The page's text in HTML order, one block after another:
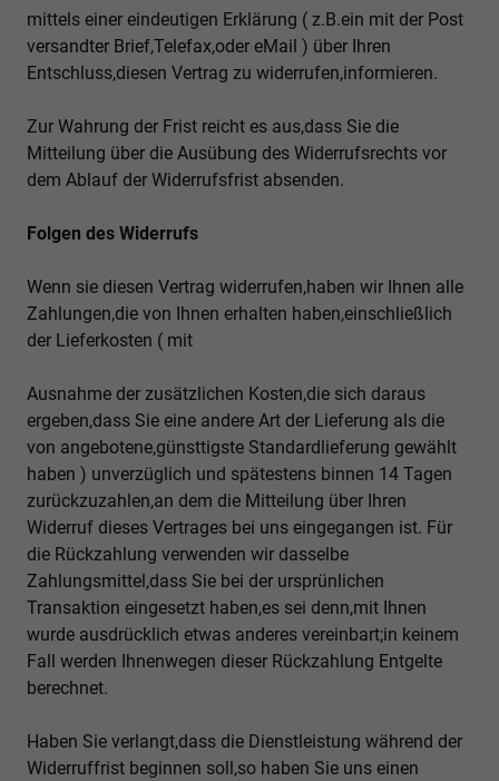
mittels einer eindeutigen Erklärung ( z.B.ein mit der Post
versandter Brief,Telefax,oder eMail ) über Ihren
Entschluss,diesen Vertrag zu widerrufen,informieren.
Zur Wahrung der Frist reicht es aus,dass Sie die
Mitteilung über die Ausübung des Widerrufsrechts vor
dem Ablauf der Widerrufsfrist absenden.
Folgen des Widerrufs
Wenn sie diesen Vertrag widerrufen,haben wir Ihnen alle
Zahlungen,die von Ihnen erhalten haben,einschließlich
der Lieferkosten ( mit
Ausnahme der zusätzlichen Kosten,die sich daraus
ergeben,dass Sie eine andere Art der Lieferung als die
von angebotene,günsttigste Standardlieferung gewählt
haben ) unverzüglich und spätestens binnen 14 Tagen
zurückzuzahlen,an dem die Mitteilung über Ihren
Widerruf dieses Vertrages bei uns eingegangen ist. Für
die Rückzahlung verwenden wir dasselbe
Zahlungsmittel,dass Sie bei der ursprünlichen
Transaktion eingesetzt haben,es sei denn,mit Ihnen
wurde ausdrücklich etwas anderes vereinbart;in keinem
Fall werden Ihnenwegen dieser Rückzahlung Entgelte
berechnet.
Haben Sie verlangt,dass die Dienstleistung während der
Widerruffrist beginnen soll,so haben Sie uns einen